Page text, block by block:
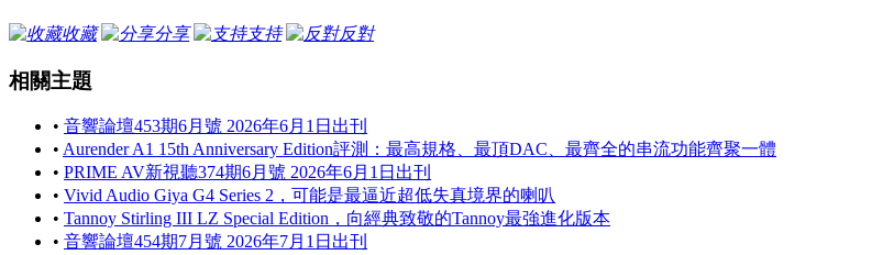
收藏 分享 支持 反對
相關主題
• 音響論壇453期6月號 2026年6月1日出刊
• Aurender A1 15th Anniversary Edition評測：最高規格、最頂DAC、最齊全的串流功能齊聚一體
• PRIME AV新視聽374期6月號 2026年6月1日出刊
• Vivid Audio Giya G4 Series 2，可能是最逼近超低失真境界的喇叭
• Tannoy Stirling III LZ Special Edition，向經典致敬的Tannoy最強進化版本
• 音響論壇454期7月號 2026年7月1日出刊